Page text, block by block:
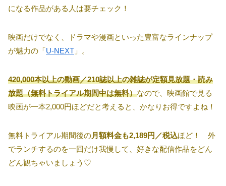
になる作品がある人は要チェック！
映画だけでなく、ドラマや漫画といった豊富なラインナップ
が魅力の「U-NEXT 」。
420,000本以上の動画／210誌以上の雑誌が定額見放題・読み
放題（無料トライアル期間中は無料）なので、映画館で見る
映画が一本2,000円ほどだと考えると、かなりお得ですよね！
無料トライアル期間後の月額料金も2,189円／税込ほど！ 外
でランチするのを一回だけ我慢して、好きな配信作品をどん
どん観ちゃいましょう♡